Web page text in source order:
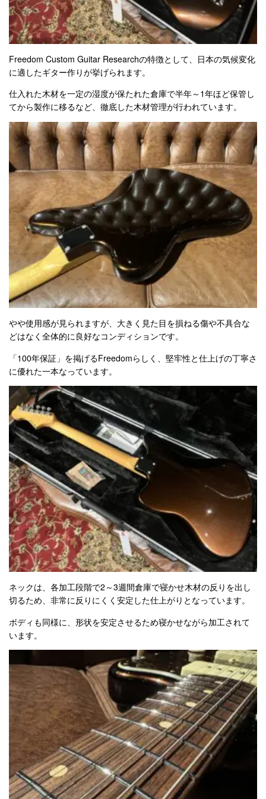
Tokai History
Freedom Custom Guitar Researchの特徴として、日本の気候変化
に適したギター作りが挙げられます。
仕入れた木材を一定の湿度が保たれた倉庫で半年～1年ほど保管し
てから製作に移るなど、徹底した木材管理が行われています。
やや使用感が見られますが、大きく見た目を損ねる傷や不具合な
どはなく全体的に良好なコンディションです。
「100年保証」を掲げるFreedomらしく、堅牢性と仕上げの丁寧さ
に優れた一本なっています。
ネックは、各加工段階で2～3週間倉庫で寝かせ木材の反りを出し
切るため、非常に反りにくく安定した仕上がりとなっています。
ボディも同様に、形状を安定させるため寝かせながら加工されて
います。